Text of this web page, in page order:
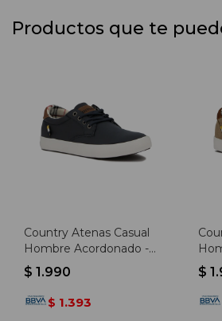
Productos que te
Country Atenas Casual
Hombre Acordonado -
Marino - Marino
$ 1.990
$ 1.393
$